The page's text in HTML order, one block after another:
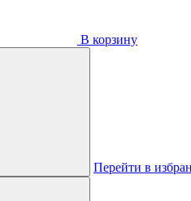
В корзину
Перейти в